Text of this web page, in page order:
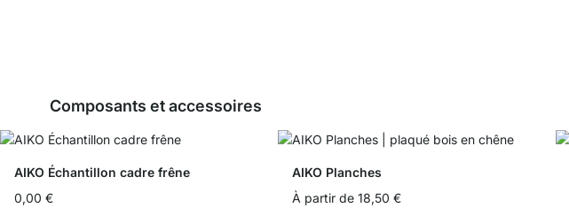
Composants et accessoires
AIKO Échantillon cadre frêne
0,00 €
AIKO Planches
À partir de 18,50 €